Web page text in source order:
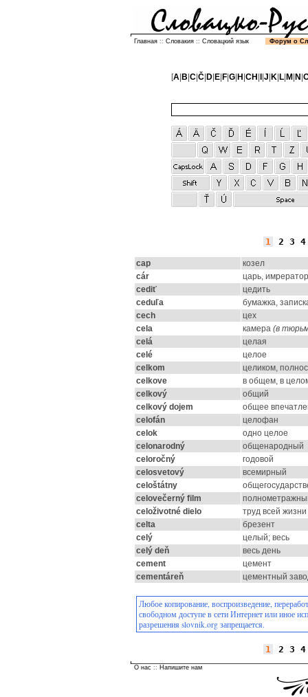
Главная :: Словакия :: Словацкий язык Форум о
[A| B C| Č| D| E| F| G| H CH J K| L| M N
1 2 3 4
cap
козел
cár
царь, имрератор
cediť
цедить
ceduľa
бумажка,
cech
цех
cela
камера (в
celá
целая
celé
целое
celkom
целиком,
celkove
в общем, в
celkový
общий
celkový dojem
общее
celofán
целофан
celok
одно целое
celonarodný
общенародный
celoročný
годовой
celosvetový
всемирный
celoštátny
celovečerný film
celoživotné dielo
труд всей жизни
celta
брезент
celý
целый; весь
celý deň
весь день
cement
цемент
cementáreň
цементный
Любое копирование, воспроизведение,
свободном доступе в сети Интернет или иное
разрешения slovnik.org запрещается.
1 2 3 4
О нас :: Напишите нам